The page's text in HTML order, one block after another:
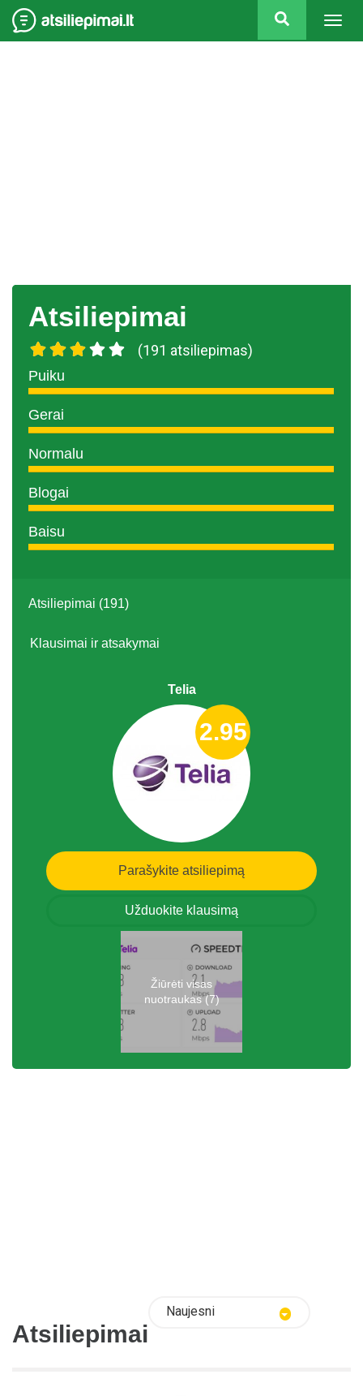
Atsiliepimai
(191 atsiliepimas)
Puiku
Gerai
Normalu
Blogai
Baisu
Atsiliepimai (191)
Klausimai ir atsakymai
Telia
2.95
Parašykite atsiliepimą
Užduokite klausimą
Žiūrėti visas
nuotraukas (7)
Atsiliepimai
Naujesni